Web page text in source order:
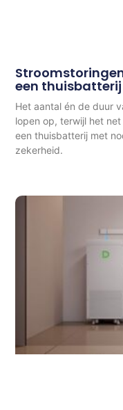
een
Het aantal én de duur
lopen op, terwijl het
een thuisbatterij met
zekerheid.